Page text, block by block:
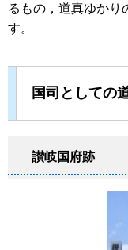
るもの，道真ゆかり
す。
国司としての
讃岐国府跡